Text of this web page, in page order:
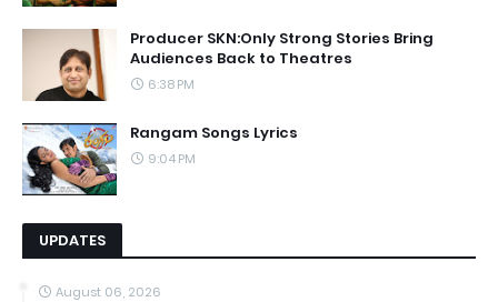
Producer SKN:Only Strong Stories Bring
Audiences Back to Theatres
6:38 PM
Rangam Songs Lyrics
9:04 PM
UPDATES
August 06, 2026